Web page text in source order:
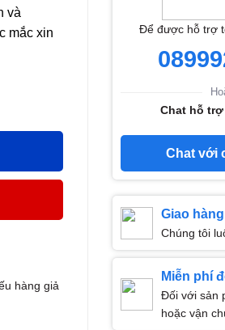
Để được hỗ trợ
Chat hỗ
Chat với
Giao
Chúng tôi
Miễn phí
Đối với sản
hoặc vận
và
mắc xin
hàng giả